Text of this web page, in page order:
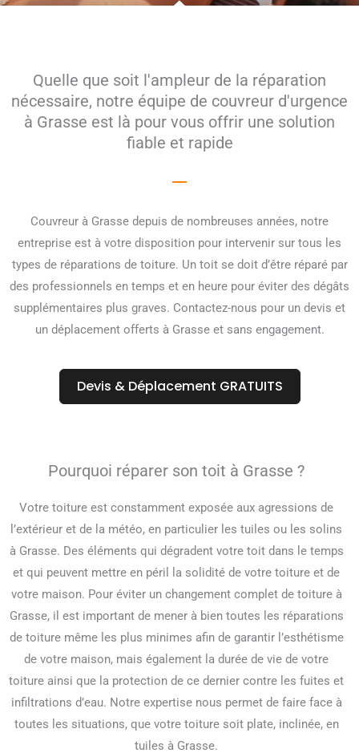
Quelle que soit l'ampleur de la réparation
nécessaire, notre équipe de couvreur d'urgence
à Grasse est là pour vous offrir une solution
fiable et rapide
Couvreur à Grasse depuis de nombreuses années, notre
entreprise est à votre disposition pour intervenir sur tous les
types de réparations de toiture. Un toit se doit d’être réparé par
des professionnels en temps et en heure pour éviter des dégâts
supplémentaires plus graves. Contactez-nous pour un devis et
un déplacement offerts à Grasse et sans engagement.
Devis & Déplacement GRATUITS
Pourquoi réparer son toit à Grasse ?
Votre toiture est constamment exposée aux agressions de
l’extérieur et de la météo, en particulier les tuiles ou les solins
à Grasse. Des éléments qui dégradent votre toit dans le temps
et qui peuvent mettre en péril la solidité de votre toiture et de
votre maison. Pour éviter un changement complet de toiture à
Grasse, il est important de mener à bien toutes les réparations
de toiture même les plus minimes afin de garantir l’esthétisme
de votre maison, mais également la durée de vie de votre
toiture ainsi que la protection de ce dernier contre les fuites et
infiltrations d’eau. Notre expertise nous permet de faire face à
toutes les situations, que votre toiture soit plate, inclinée, en
tuiles à Grasse.